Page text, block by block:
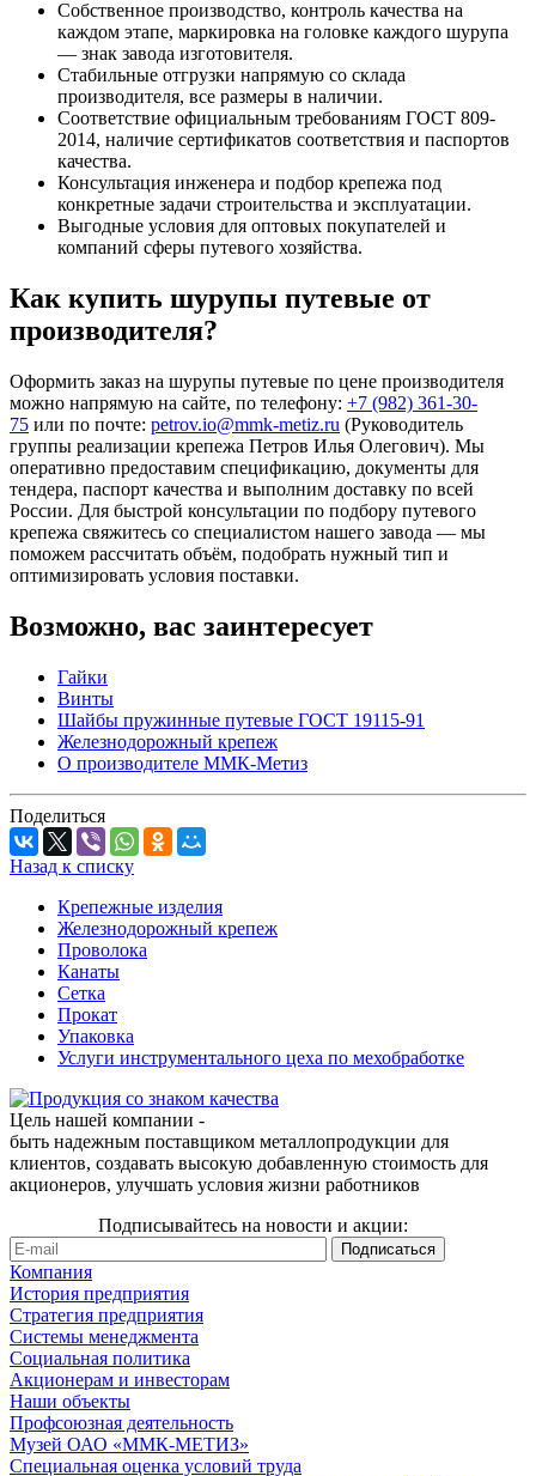
Собственное производство, контроль качества на
каждом этапе, маркировка на головке каждого шурупа
— знак завода изготовителя.
Стабильные отгрузки напрямую со склада
производителя, все размеры в наличии.
Соответствие официальным требованиям ГОСТ 809-
2014, наличие сертификатов соответствия и паспортов
качества.
Консультация инженера и подбор крепежа под
конкретные задачи строительства и эксплуатации.
Выгодные условия для оптовых покупателей и
компаний сферы путевого хозяйства.
Как купить шурупы путевые от
производителя?
Оформить заказ на шурупы путевые по цене производителя
можно напрямую на сайте, по телефону: +7 (982) 361-30-
75 или по почте: petrov.io@mmk-metiz.ru (Руководитель
группы реализации крепежа Петров Илья Олегович). Мы
оперативно предоставим спецификацию, документы для
тендера, паспорт качества и выполним доставку по всей
России. Для быстрой консультации по подбору путевого
крепежа свяжитесь со специалистом нашего завода — мы
поможем рассчитать объём, подобрать нужный тип и
оптимизировать условия поставки.
Возможно, вас заинтересует
Гайки
Винты
Шайбы пружинные путевые ГОСТ 19115-91
Железнодорожный крепеж
О производителе ММК-Метиз
Поделиться
Назад к списку
Крепежные изделия
Железнодорожный крепеж
Проволока
Канаты
Сетка
Прокат
Упаковка
Услуги инструментального цеха по мехобработке
Цель нашей компании -
быть надежным поставщиком металлопродукции для
клиентов, создавать высокую добавленную стоимость для
акционеров, улучшать условия жизни работников
Подписывайтесь на новости и акции:
Компания
История предприятия
Стратегия предприятия
Системы менеджмента
Социальная политика
Акционерам и инвесторам
Наши объекты
Профсоюзная деятельность
Музей ОАО «ММК-МЕТИЗ»
Специальная оценка условий труда